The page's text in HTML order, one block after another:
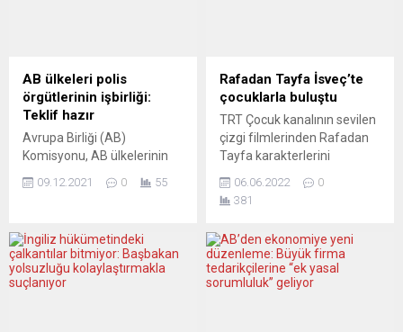
AB ülkeleri polis
örgütlerinin işbirliği:
Teklif hazır
Avrupa Birliği (AB)
Komisyonu, AB ülkelerinin
daha fazla sınır ötesi
için teklif hazırladı. AB’nin
yönetmelik teklif paketinde,
AB içinde faaliyet gösteren
09.12.2021 0 55
Rafadan Tayfa İsveç’te
çocuklarla buluştu
TRT Çocuk kanalının sevilen
çizgi filmlerinden Rafadan
Tayfa karakterlerini
İsveç’in başkenti
Stockholm’de seyirci
Türkler ve Akraba
Topluluklar Başkanlığı
tarafından organize edilen
06.06.2022
0
381